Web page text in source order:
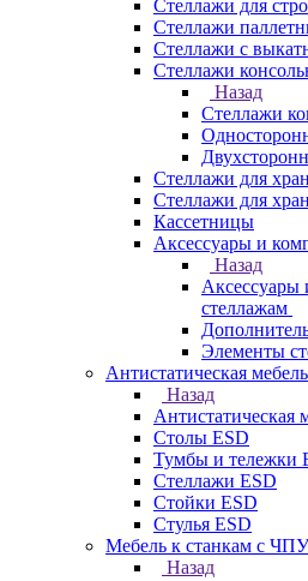
Стеллажи для
Стеллажи
Стеллажи с
Стеллажи
Назад
Стеллажи
Стеллажи для
Стеллажи для
Кассетницы
Аксесcуары и
Назад
Аксесcуары
стеллажам
Элементы
Антистатическая
Назад
Антистатическая
Столы ESD
Тумбы и тележки
Стеллажи ESD
Стойки ESD
Стулья ESD
Мебель к станкам с ЧПУ
Назад